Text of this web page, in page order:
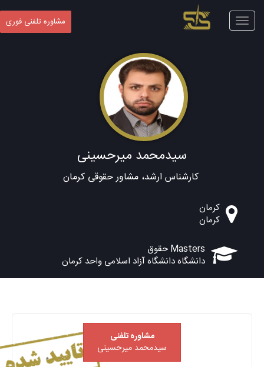
Toggle
navigation
مشاوره تلفنی فوری
سیدمحمد میرحسینی
کارشناس ارشد، مشاور حقوقی کرمان
کرمان
کرمان
Masters حقوق
دانشگاه دانشگاه آزاد اسلامی واحد کرمان
مشاوره تلفنی
سیدمحمد میرحسینی